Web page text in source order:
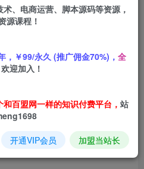
即购买
阵，从0到1的系统化实战方
、电商运营、脚本源码等资源，
源课程！
，￥99/永久 (推广佣金70%)， 全
迎加入！
百盟网一样的知识付费平台， 站
开通VIP会员 加盟当站长